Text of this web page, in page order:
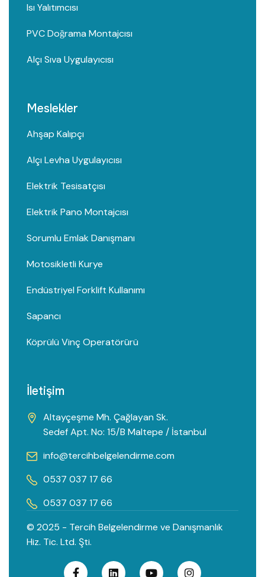
Isı Yalıtımcısı
PVC Doğrama Montajcısı
Alçı Sıva Uygulayıcısı
Meslekler
Ahşap Kalıpçı
Alçı Levha Uygulayıcısı
Elektrik Tesisatçısı
Elektrik Pano Montajcısı
Sorumlu Emlak Danışmanı
Motosikletli Kurye
Endüstriyel Forklift Kullanımı
Sapancı
Köprülü Vinç Operatörü̈rü
İletişim
Altayçeşme Mh. Çağlayan Sk.
Sedef Apt. No: 15/B Maltepe / İstanbul
info@tercihbelgelendirme.com
0537 037 17 66
0537 037 17 66
© 2025 - Tercih Belgelendirme ve Danışmanlık
Hiz. Tic. Ltd. Şti.